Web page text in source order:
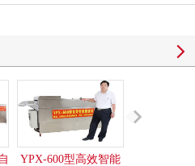
YPX-600型高效智能